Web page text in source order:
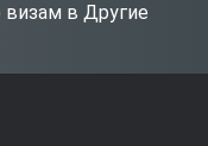
визам в Другие